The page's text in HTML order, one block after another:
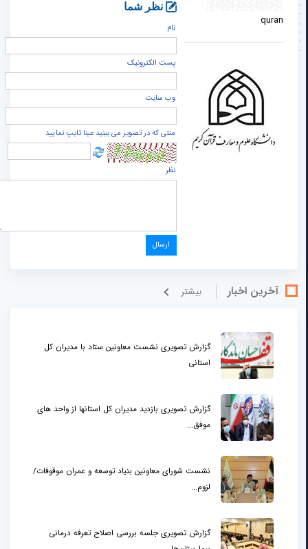
quran
نظر شما
نام
پست الكترونيک
وب سایت
متنی که در تصویر می بینید عینا تایپ نمایید
نظر
آخرین اخبار بيشتر
گزارش تصویری نشست معاونین ستاد با مدیران کل
استانی
گزارش تصویری بازدید مدیران کل استانها از واحد های
موفق...
نشست شورای معاونین بنیاد توسعه و عمران موقوفات/
لزوم...
گزارش تصویری جلسه بررسی اصلاح تعرفه درمانی